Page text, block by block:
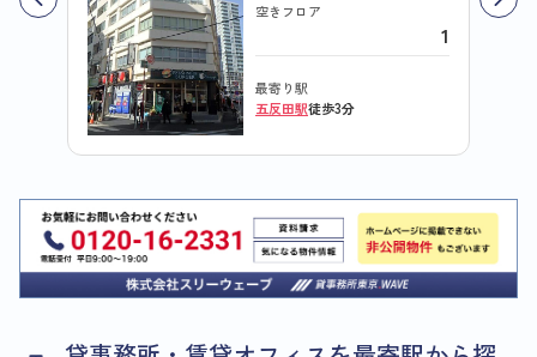
空きフロア
1
最寄り駅
五反田駅徒歩3分